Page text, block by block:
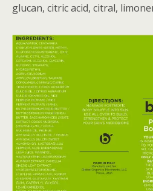
glucan, citric acid, citral,